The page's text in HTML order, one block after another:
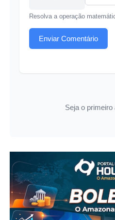
Resolva a operação
Enviar Comentário
Seja o primeiro